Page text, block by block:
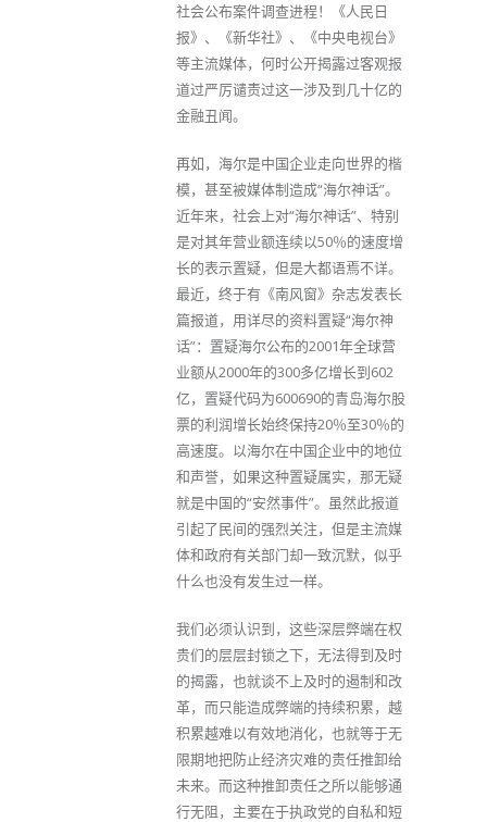
社会公布案件调查进程！《人民日
报》、《新华社》、《中央电视台》
等主流媒体，何时公开揭露过客观报
道过严厉谴责过这一涉及到几十亿的
金融丑闻。
再如，海尔是中国企业走向世界的楷
模，甚至被媒体制造成“海尔神话”。
近年来，社会上对“海尔神话”、特别
是对其年营业额连续以50％的速度增
长的表示置疑，但是大都语焉不详。
最近，终于有《南风窗》杂志发表长
篇报道，用详尽的资料置疑“海尔神
话”：置疑海尔公布的2001年全球营
业额从2000年的300多亿增长到602
亿，置疑代码为600690的青岛海尔股
票的利润增长始终保持20％至30％的
高速度。以海尔在中国企业中的地位
和声誉，如果这种置疑属实，那无疑
就是中国的“安然事件”。虽然此报道
引起了民间的强烈关注，但是主流媒
体和政府有关部门却一致沉默，似乎
什么也没有发生过一样。
我们必须认识到，这些深层弊端在权
贵们的层层封锁之下，无法得到及时
的揭露，也就谈不上及时的遏制和改
革，而只能造成弊端的持续积累，越
积累越难以有效地消化，也就等于无
限期地把防止经济灾难的责任推卸给
未来。而这种推卸责任之所以能够通
行无阻，主要在于执政党的自私和短